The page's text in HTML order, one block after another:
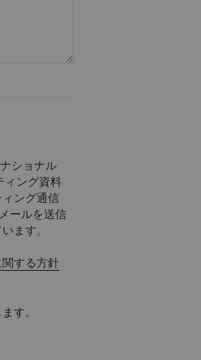
ショナル
ィング資料
ング通信
ールを送信
ます。
する方針
す。